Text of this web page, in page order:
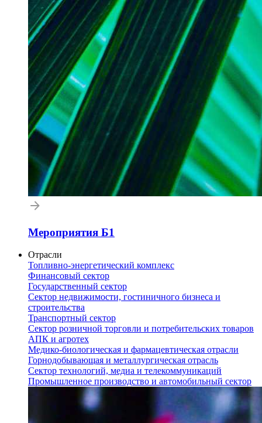
Мероприятия Б1
Отрасли
Топливно-энергетический комплекс
Финансовый сектор
Государственный сектор
Сектор недвижимости, гостиничного бизнеса и
строительства
Транспортный сектор
Сектор розничной торговли и потребительских товаров
АПК и агротех
Медико-биологическая и фармацевтическая отрасли
Горнодобывающая и металлургическая отрасль
Сектор технологий, медиа и телекоммуникаций
Промышленное производство и автомобильный сектор